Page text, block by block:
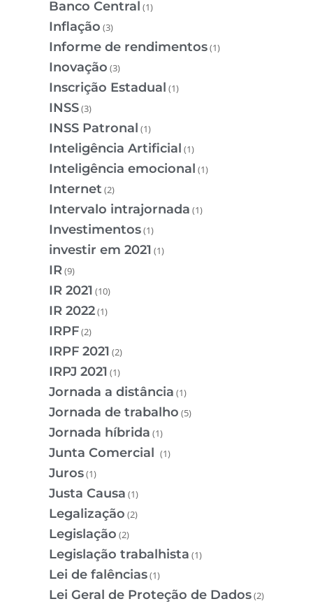
Banco Central (1)
Inflação (3)
Informe de rendimentos(1)
Inovação (3)
Inscrição Estadual (1)
INSS(3)
INSS Patronal (1)
Inteligência Artificial (1)
Inteligência emocional (1)
Internet (2)
Intervalo intrajornada (1)
Investimentos(1)
investir em 2021 (1)
IR(9)
IR 2021 (10)
IR 2022(1)
IRPF(2)
IRPF 2021 (2)
IRPJ 2021 (1)
Jornada a distância (1)
Jornada de trabalho (5)
Jornada híbrida (1)
Junta Comercial (1)
Juros(1)
Justa Causa (1)
Legalização (2)
Legislação (2)
Legislação trabalhista (1)
Lei de falências(1)
Lei Geral de Proteção de Dados(2)